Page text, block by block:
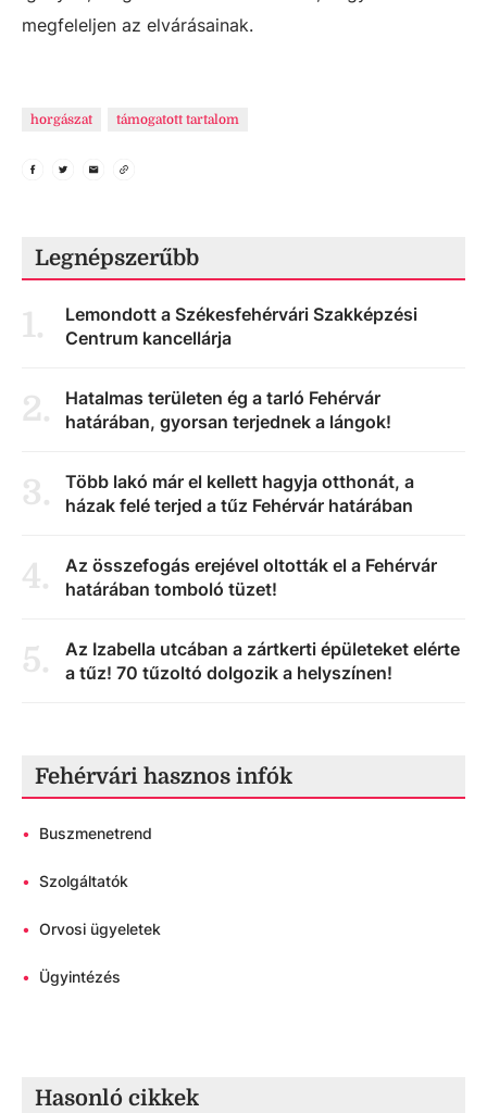
megfeleljen az elvárásainak.
horgászat támogatott tartalom
Legnépszerűbb
1.
Lemondott a Székesfehérvári Szakképzési
Centrum kancellárja
2.
Hatalmas területen ég a tarló Fehérvár
határában, gyorsan terjednek a lángok!
3.
Több lakó már el kellett hagyja otthonát, a
házak felé terjed a tűz Fehérvár határában
4.
Az összefogás erejével oltották el a Fehérvár
határában tomboló tüzet!
5.
Az Izabella utcában a zártkerti épületeket elérte
a tűz! 70 tűzoltó dolgozik a helyszínen!
Fehérvári hasznos infók
• Buszmenetrend
• Szolgáltatók
• Orvosi ügyeletek
• Ügyintézés
Hasonló cikkek